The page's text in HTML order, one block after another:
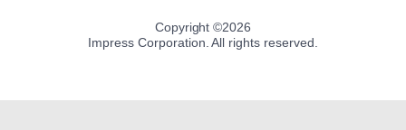
Copyright ©2026
Impress Corporation. All rights reserved.